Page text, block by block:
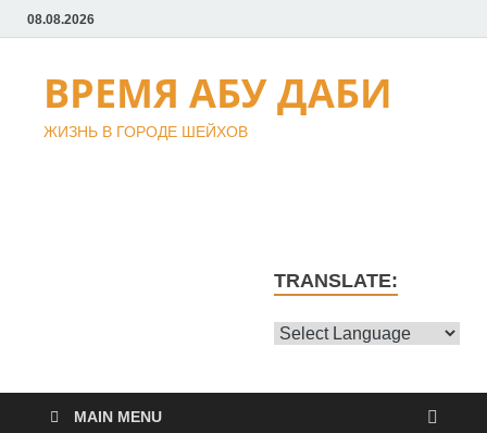
08.08.2026
ВРЕМЯ АБУ ДАБИ
ЖИЗНЬ В ГОРОДЕ ШЕЙХОВ
TRANSLATE:
MAIN MENU